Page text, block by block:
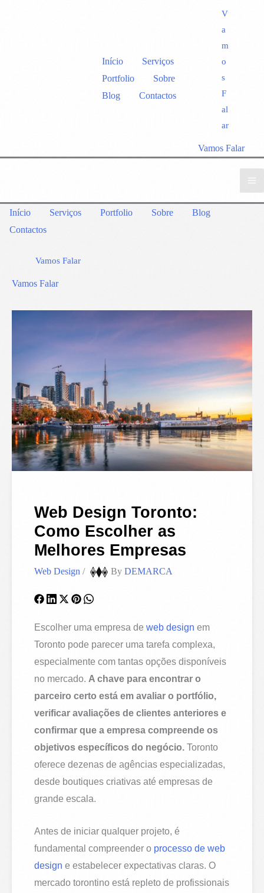
Início
Serviços
Portfolio
Sobre
Blog
Contactos
V
a
m
o
s
F
al
ar
Vamos Falar
Início Serviços Portfolio Sobre
Blog
Contactos
Vamos Falar
Vamos Falar
Web Design Toronto:
Como Escolher as
Melhores Empresas
Web Design / ByDEMARCA
Escolher uma empresa deweb design em
Toronto pode parecer uma tarefa complexa,
especialmente com tantas opções disponíveis
no mercado. A chave para encontrar o
parceiro certo está em avaliar o portfólio,
verificar avaliações de clientes anteriores e
confirmar que a empresa compreende os
objetivos específicos do negócio. Toronto
oferece dezenas de agências especializadas,
desde boutiques criativas até empresas de
grande escala.
Antes de iniciar qualquer projeto, é
fundamental compreender o processo de web
design e estabelecer expectativas claras. O
mercado torontino está repleto de profissionais